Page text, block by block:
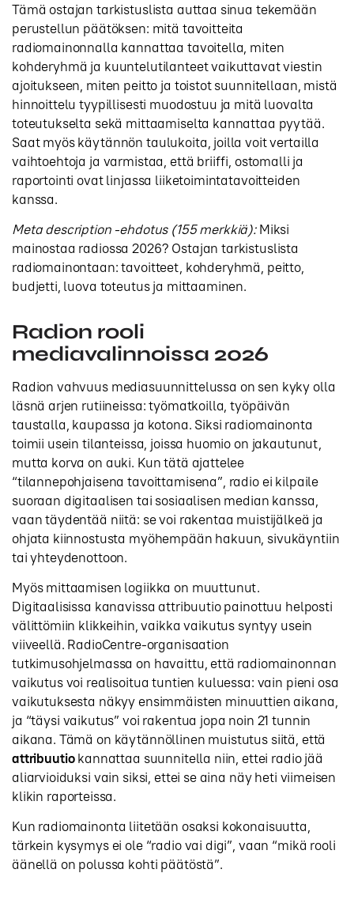
Tämä ostajan tarkistuslista auttaa sinua tekemään
perustellun päätöksen: mitä tavoitteita
radiomainonnalla kannattaa tavoitella, miten
kohderyhmä ja kuuntelutilanteet vaikuttavat viestin
ajoitukseen, miten peitto ja toistot suunnitellaan, mistä
hinnoittelu tyypillisesti muodostuu ja mitä luovalta
toteutukselta sekä mittaamiselta kannattaa pyytää.
Saat myös käytännön taulukoita, joilla voit vertailla
vaihtoehtoja ja varmistaa, että briiffi, ostomalli ja
raportointi ovat linjassa liiketoimintatavoitteiden
kanssa.
Meta description -ehdotus (155 merkkiä):Miksi
mainostaa radiossa 2026? Ostajan tarkistuslista
radiomainontaan: tavoitteet, kohderyhmä, peitto,
budjetti, luova toteutus ja mittaaminen.
Radion rooli
mediavalinnoissa 2026
Radion vahvuus mediasuunnittelussa on sen kyky olla
läsnä arjen rutiineissa: työmatkoilla, työpäivän
taustalla, kaupassa ja kotona. Siksi radiomainonta
toimii usein tilanteissa, joissa huomio on jakautunut,
mutta korva on auki. Kun tätä ajattelee
“tilannepohjaisena tavoittamisena”, radio ei kilpaile
suoraan digitaalisen tai sosiaalisen median kanssa,
vaan täydentää niitä: se voi rakentaa muistijälkeä ja
ohjata kiinnostusta myöhempään hakuun, sivukäyntiin
tai yhteydenottoon.
Myös mittaamisen logiikka on muuttunut.
Digitaalisissa kanavissa attribuutio painottuu helposti
välittömiin klikkeihin, vaikka vaikutus syntyy usein
viiveellä. RadioCentre-organisaation
tutkimusohjelmassa on havaittu, että radiomainonnan
vaikutus voi realisoitua tuntien kuluessa: vain pieni osa
vaikutuksesta näkyy ensimmäisten minuuttien aikana,
ja “täysi vaikutus” voi rakentua jopa noin 21 tunnin
aikana. Tämä on käytännöllinen muistutus siitä, että
attribuutiokannattaa suunnitella niin, ettei radio jää
aliarvioiduksi vain siksi, ettei se aina näy heti viimeisen
klikin raporteissa.
Kun radiomainonta liitetään osaksi kokonaisuutta,
tärkein kysymys ei ole “radio vai digi”, vaan “mikä rooli
äänellä on polussa kohti päätöstä”.